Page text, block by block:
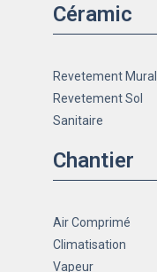
Céramic
Revetement Mural
Revetement Sol
Sanitaire
Chantier
Air Comprimé
Climatisation
Vapeur